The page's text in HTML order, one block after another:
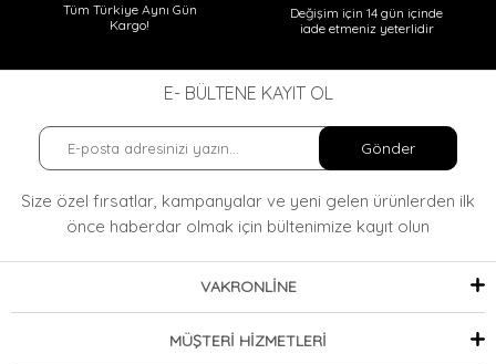
Tüm Türkiye Aynı Gün
Kargo!
Değişim için 14 gün içinde
iade etmeniz yeterlidir
E- BÜLTENE KAYIT OL
Gönder
Size özel fırsatlar, kampanyalar ve yeni gelen ürünlerden ilk
önce haberdar olmak için bültenimize kayıt olun
VAKRONLİNE
MÜŞTERİ HİZMETLERİ